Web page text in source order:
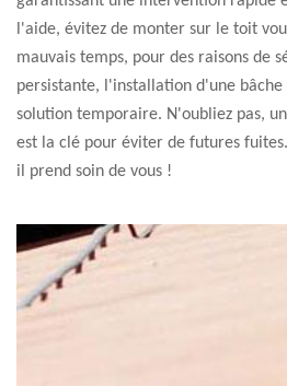
l'aide, évitez de monter sur le toit
mauvais temps, pour des raisons de
persistante, l'installation d'une
solution temporaire. N'oubliez pas,
est la clé pour éviter de futures
il prend soin de vous !